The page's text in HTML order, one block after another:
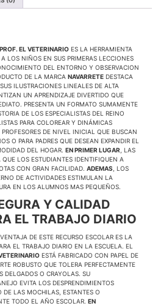
EL VETERINARIO ES LA HERRAMIENTA
LOS NIÑOS EN SUS PRIMERAS LECCIONES
DEL ENTORNO Y OBSERVACION
DE LA MARCA NAVARRETE DESTACA
ILUSTRACIONES LINEALES DE ALTA
UN APRENDIZAJE DIVERTIDO QUE
PRESENTA UN FORMATO SUMAMENTE
DE LOS ESPECIALISTAS DEL REINO
PARA COLOREAR Y DINÁMICAS
PROFESORES DE NIVEL INICIAL QUE BUSCAN
O PARA PADRES QUE DESEAN EXPANDIR EL
DEL HOGAR. EN PRIMER LUGAR , LAS
LOS ESTUDIANTES IDENTIFIQUEN A
CON GRAN FACILIDAD. ADEMAS , LOS
DE ACTIVIDADES ESTIMULAN LA
EN LOS ALUMNOS MAS PEQUEÑOS.
Y CALIDAD
EL TRABAJO DIARIO
DE ESTE RECURSO ESCOLAR ES LA
EL TRABAJO DIARIO EN LA ESCUELA. EL
ESTÁ FABRICADO CON PAPEL DE
ROBUSTO QUE TOLERA PERFECTAMENTE
DELGADOS O CRAYOLAS. SU
EVITA LOS DESPRENDIMIENTOS
DE LAS MOCHILAS, ESTANTES O
TODO EL AÑO ESCOLAR. EN